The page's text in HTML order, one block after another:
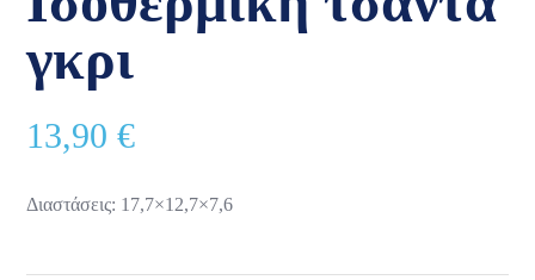
γκρι
13,90€
Διαστάσεις: 17,7×12,7×7,6